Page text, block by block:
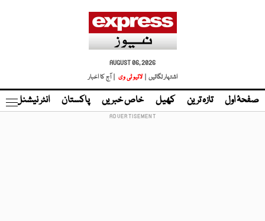
AUGUST 06, 2026
اشتہار لگائیں |
لائیو ٹی وی | آج کا اخبار
صفحۂ اول تازہ ترین کھیل خاص خبریں پاکستان انٹر نیشنل